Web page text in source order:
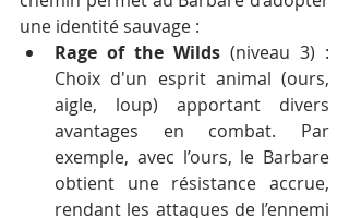
une identité sauvage :
Rage of the Wilds (niveau 3) :
Choix d'un esprit animal (ours,
aigle, loup) apportant divers
avantages en combat. Par
exemple, avec l’ours, le Barbare
obtient une résistance accrue,
rendant les attaques de l’ennemi